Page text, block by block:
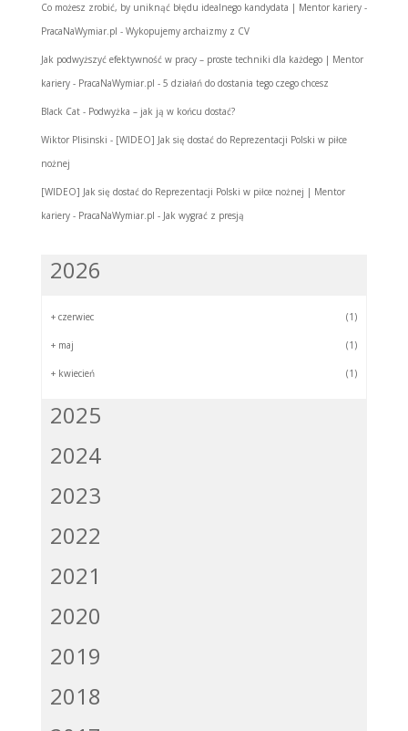
Co możesz zrobić, by uniknąć błędu idealnego kandydata | Mentor kariery -
PracaNaWymiar.pl - Wykopujemy archaizmy z CV
Jak podwyższyć efektywność w pracy – proste techniki dla każdego | Mentor
kariery - PracaNaWymiar.pl - 5 działań do dostania tego czego chcesz
Black Cat- Podwyżka – jak ją w końcu dostać?
Wiktor Plisinski - [WIDEO] Jak się dostać do Reprezentacji Polski w piłce
nożnej
[WIDEO] Jak się dostać do Reprezentacji Polski w piłce nożnej | Mentor
kariery - PracaNaWymiar.pl - Jak wygrać z presją
2026
+ czerwiec (1)
+ maj (1)
+ kwiecień (1)
2025
2024
2023
2022
2021
2020
2019
2018